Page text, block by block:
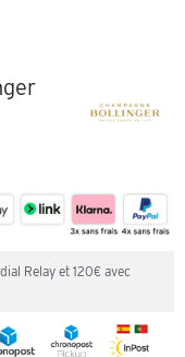
Relay et 120€ avec